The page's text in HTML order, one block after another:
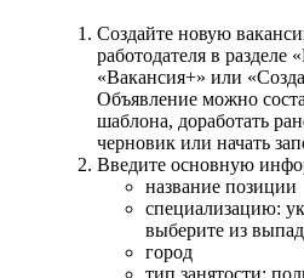
Создайте новую
работодателя в
«Вакансия+» или
Объявление можно
шаблона, доработать
черновик или начать
Введите основную
название позиции
специализацию:
выберите из
город
тип занятости: